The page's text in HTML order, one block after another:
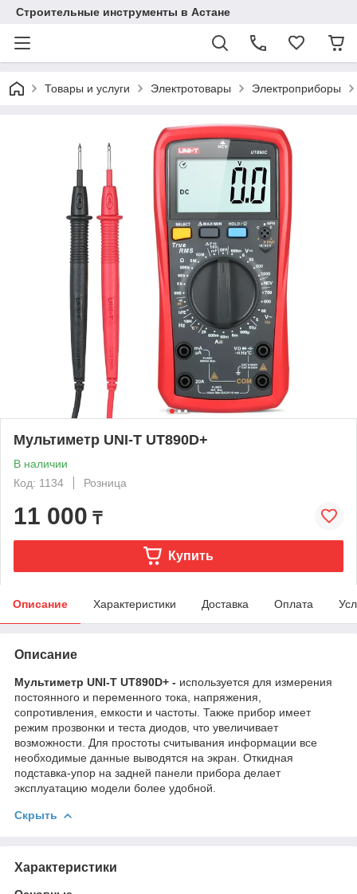
Строительные инструменты в Астане
Товары и услуги Электротовары Электроприборы
Мультиметр UNI-T UT890D+
В наличии
Код: 1134
Розница
11 000 ₸
Купить
Описание Характеристики Доставка Оплата
Описание
Мультиметр UNI-T UT890D+ - используется для измерения
постоянного и переменного тока, напряжения,
сопротивления, емкости и частоты. Также прибор имеет
режим прозвонки и теста диодов, что увеличивает
возможности. Для простоты считывания информации все
необходимые данные выводятся на экран. Откидная
подставка-упор на задней панели прибора делает
эксплуатацию модели более удобной.
Скрыть
Характеристики